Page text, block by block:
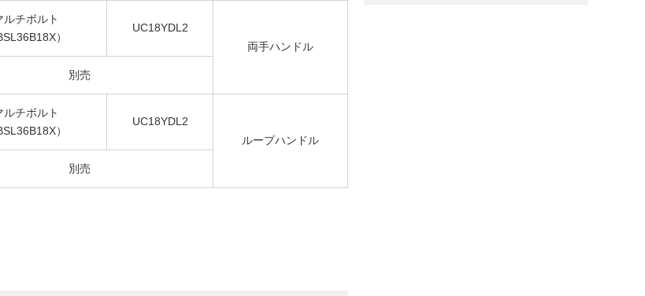
ルチボルト
）
UC18YDL2
両手ハンドル
別売
ルチボルト
）
UC18YDL2
ループハンドル
別売